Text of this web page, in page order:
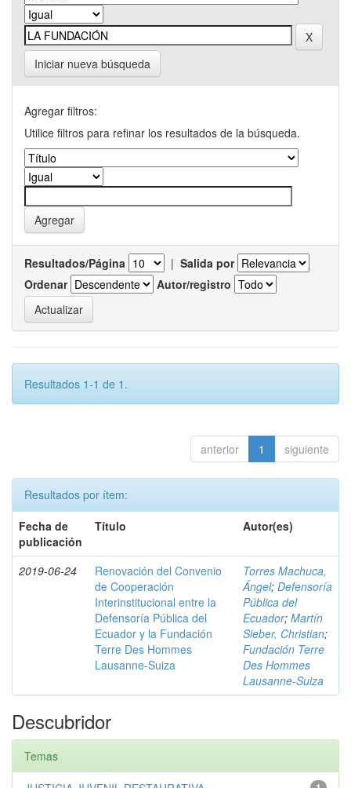
Iniciar nueva búsqueda
Agregar filtros:
Utilice filtros para refinar los resultados de la búsqueda.
Resultados/Página | Salida por
Ordenar
Autor/registro
Resultados 1-1 de 1.
anterior 1 siguiente
Resultados por ítem:
Fecha de
publicación
Título Autor(es)
2019-06-24
Renovación del Convenio
de Cooperación
Interinstitucional entre la
Defensoría Pública del
Ecuador y la Fundación
Terre Des Hommes
Lausanne-Suiza
Torres Machuca,
Ángel; Defensoría
Pública del
Ecuador; Martín
Sieber, Christian;
Fundación Terre
Des Hommes
Lausanne-Suiza
Descubridor
Temas